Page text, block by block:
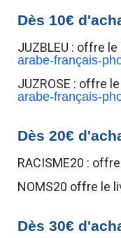
Dès 10€
JUZBLEU : offre le
arabe-français-
JUZROSE : offre
arabe-français-
Dès 20€
RACISME20 :
NOMS20 offre le
Dès 30€